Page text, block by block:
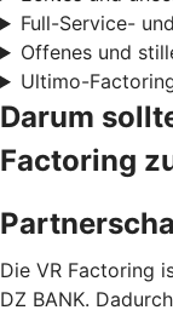
Full-Service-
Offenes und
Ultimo-
Darum
Factoring
Die VR Factoring
DZ BANK.